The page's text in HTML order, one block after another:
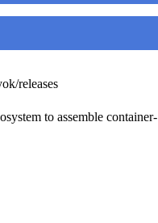
releases
to assemble container-